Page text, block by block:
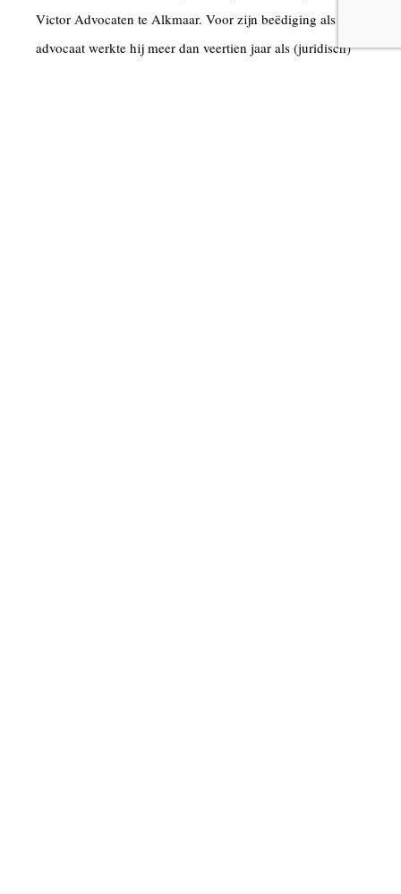
Victor Advocaten te Alkmaar. Voor zijn beëdiging als
advocaat werkte hij meer dan veertien jaar als (juridisch)